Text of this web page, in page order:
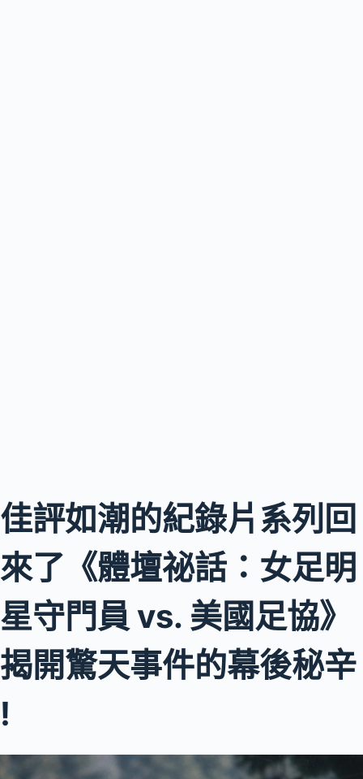
佳評如潮的紀錄片系列回
來了《體壇祕話：女足明
星守門員 vs. 美國足協》
揭開驚天事件的幕後秘辛
!